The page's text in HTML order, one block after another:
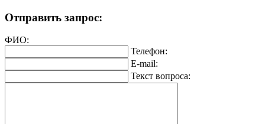
Отправить запрос:
ФИО:
Телефон:
E-mail:
Текст вопроса: